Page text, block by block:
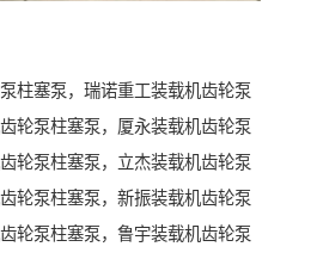
柱塞泵，瑞诺重工装载机齿轮泵
轮泵柱塞泵，厦永装载机齿轮泵
轮泵柱塞泵，立杰装载机齿轮泵
轮泵柱塞泵，新振装载机齿轮泵
轮泵柱塞泵，鲁宇装载机齿轮泵